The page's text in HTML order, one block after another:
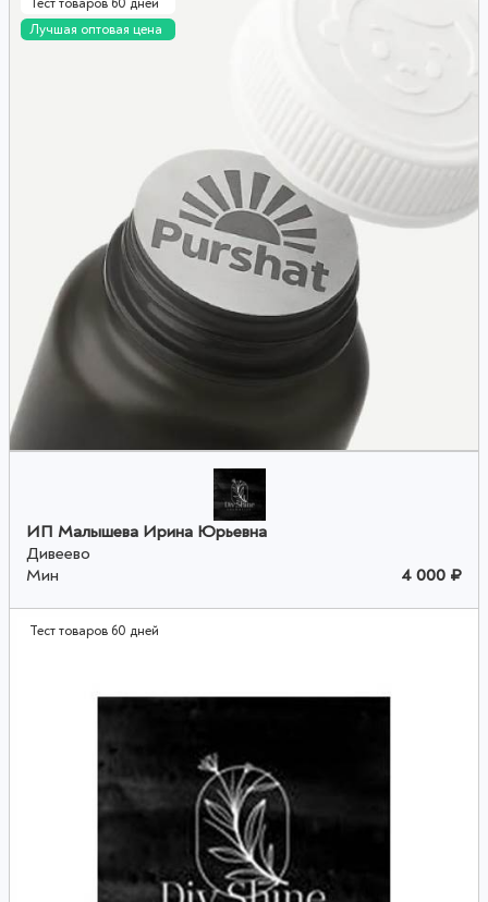
Тест товаров 60 дней
Лучшая оптовая цена
ИП Малышева Ирина Юрьевна
Дивеево
Мин
4 000 ₽
Тест товаров 60 дней